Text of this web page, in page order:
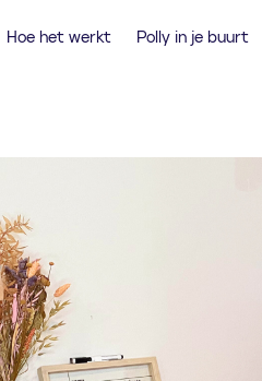
Hoe het werkt Polly in je buurt